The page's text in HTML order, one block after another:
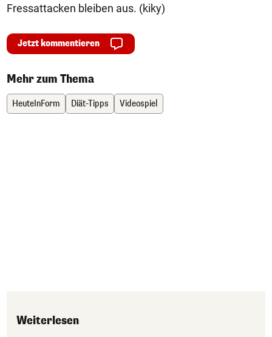
Fressattacken bleiben aus. (kiky)
Jetzt kommentieren
Mehr zum Thema
HeuteInForm Diät-Tipps Videospiel
Weiterlesen